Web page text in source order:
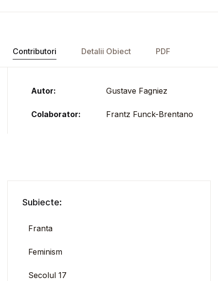
Contributori Detalii Obiect PDF
Autor: Gustave Fagniez
Colaborator: Frantz Funck-Brentano
Subiecte:
Franta
Feminism
Secolul 17